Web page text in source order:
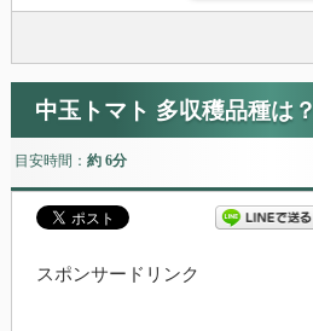
中玉トマト 多収穫品種は？
目安時間： 約 6分
スポンサードリンク